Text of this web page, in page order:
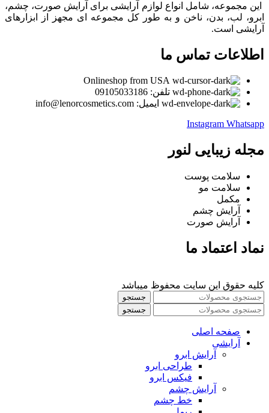
این مجموعه، شامل انواع لوازم آرایشی برای آرایش صورت، چشم،
ابرو، لب، بدن، ناخن و به طور کل مجموعه ای مجهز از ابزارهای
آرایشی است.
اطلاعات تماس ما
Onlineshop from USA
تلفن: 09105033186
ایمیل: info@lenorcosmetics.com
Instagram Whatsapp
مجله زیبایی لنور
سلامت پوست
سلامت مو
مکمل
آرایش چشم
آرایش صورت
نماد اعتماد ما
کلیه حقوق این سایت محفوظ میباشد
جستجو
جستجو
صفحه اصلی
آرایشی
آرايش ابرو
طراحی ابرو
فیکس ابرو
آرايش چشم
خط چشم